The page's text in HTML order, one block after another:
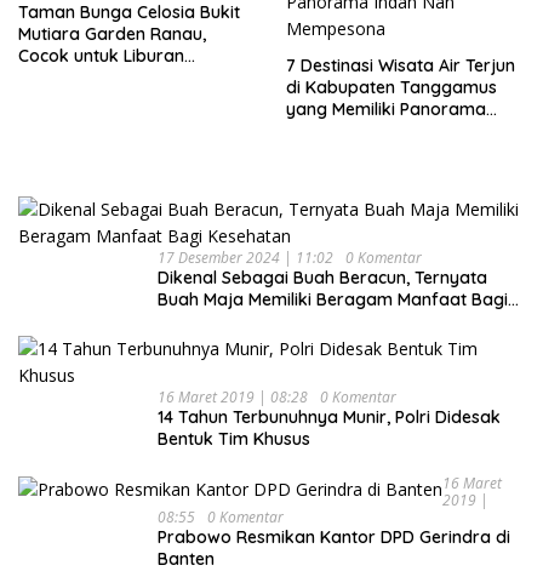
Taman Bunga Celosia Bukit
Mutiara Garden Ranau,
Cocok untuk Liburan
7 Destinasi Wisata Air Terjun
di Kabupaten Tanggamus
yang Memiliki Panorama
17 Desember 2024 | 11:02 0 Komentar
Dikenal Sebagai Buah Beracun, Ternyata
Buah Maja Memiliki Beragam Manfaat Bagi
16 Maret 2019 | 08:28 0 Komentar
14 Tahun Terbunuhnya Munir, Polri Didesak
Bentuk Tim Khusus
16 Maret
2019 |
08:55 0 Komentar
Prabowo Resmikan Kantor DPD Gerindra di
Banten